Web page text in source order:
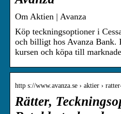
Om Aktien | Avanza
Köp teckningsoptioner i
och billigt hos Avanza Bank.
kursen och köpa till
http s://www.avanza.se › aktier ›
Rätter,